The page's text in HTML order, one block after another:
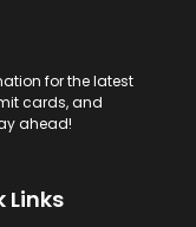
for the latest
cards, and
ahead!
Links